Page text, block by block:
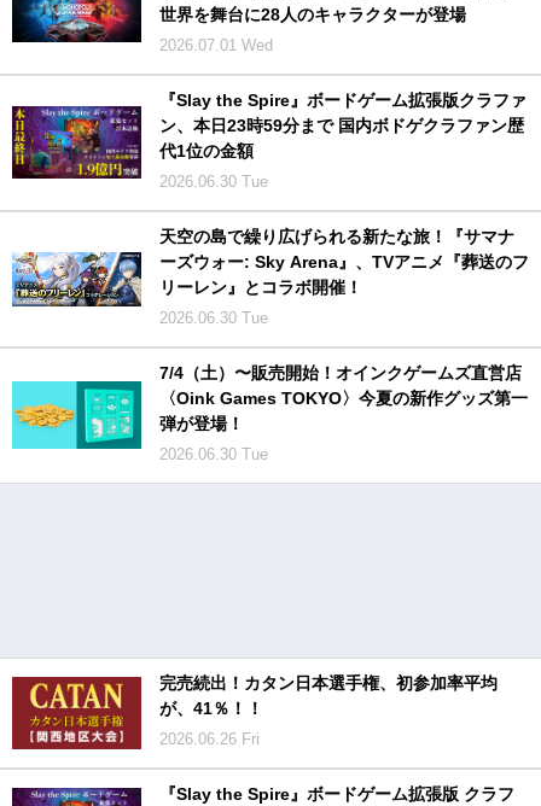
世界を舞台に28人のキャラクターが登場
2026.07.01 Wed
『Slay the Spire』ボードゲーム拡張版クラファ
ン、本日23時59分まで 国内ボドゲクラファン歴
代1位の金額
2026.06.30 Tue
天空の島で繰り広げられる新たな旅！『サマナ
ーズウォー: Sky Arena』、TVアニメ『葬送のフ
リーレン』とコラボ開催！
2026.06.30 Tue
7/4（土）〜販売開始！オインクゲームズ直営店
〈Oink Games TOKYO〉今夏の新作グッズ第一
弾が登場！
2026.06.30 Tue
完売続出！カタン日本選手権、初参加率平均
が、41％！！
2026.06.26 Fri
『Slay the Spire』ボードゲーム拡張版 クラフ